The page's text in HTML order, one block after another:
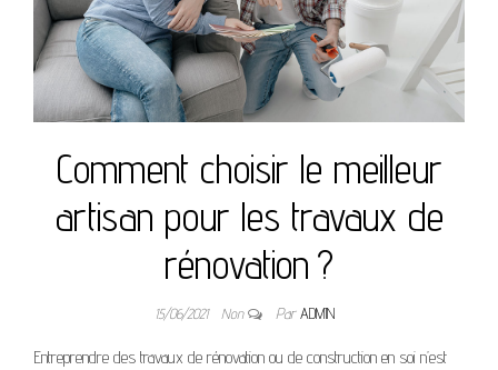
Comment choisir le meilleur
artisan pour les travaux de
rénovation ?
15/06/2021 Non ParADMIN
Entreprendre des travaux de rénovation ou de construction en soi n’est